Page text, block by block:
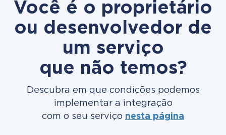
Você é o proprietário
ou desenvolvedor de
um serviço
que não temos?
Descubra em que condições podemos
implementar a integração
com o seu serviço nesta página